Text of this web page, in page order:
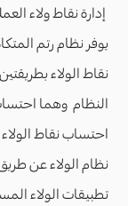
إدارة نقاط ولاء
يوفر نظام رتم
نقاط الولاء
النظام وهما
احتساب نقاط الولاء
نظام الولاء عن
تطبيقات الولاء